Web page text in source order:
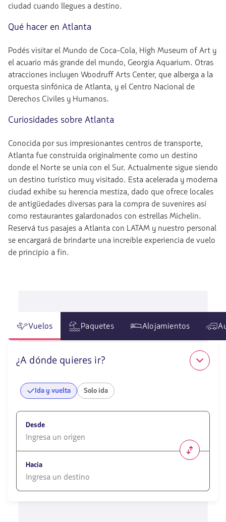
ciudad cuando llegues a destino.
Qué hacer en Atlanta
Podés visitar el Mundo de Coca-Cola, High Museum of Art y
el acuario más grande del mundo, Georgia Aquarium. Otras
atracciones incluyen Woodruff Arts Center, que alberga a la
orquesta sinfónica de Atlanta, y el Centro Nacional de
Derechos Civiles y Humanos.
Curiosidades sobre Atlanta
Conocida por sus impresionantes centros de transporte,
Atlanta fue construida originalmente como un destino
donde el Norte se unía con el Sur. Actualmente sigue siendo
un destino turístico muy visitado. Esta acelerada y moderna
ciudad exhibe su herencia mestiza, dado que ofrece locales
de antigüedades diversas para la compra de suvenires así
como restaurantes galardonados con estrellas Michelin.
Reservá tus pasajes a Atlanta con LATAM y nuestro personal
se encargará de brindarte una increíble experiencia de vuelo
de principio a fin.
Vuelos Paquetes Alojamientos
¿A dónde quieres ir?
Ida y vuelta Solo ida
Desde
opciones
disponibles.
Usa
las
Hacia